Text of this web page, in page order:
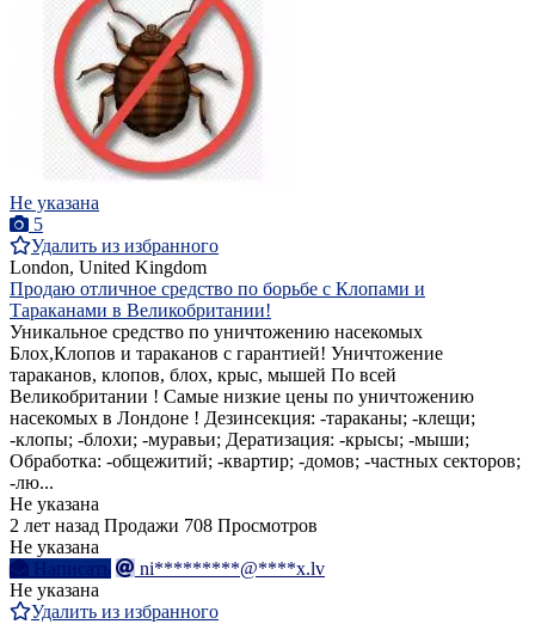
Не указана
5
Удалить из избранного
London, United Kingdom
Продаю отличное средство по борьбе с Клопами и
Тараканами в Великобритании!
Уникальное средство по уничтожению насекомых
Блох,Клопов и тараканов с гарантией! Уничтожение
тараканов, клопов, блох, крыс, мышей По всей
Великобритании ! Самые низкие цены по уничтожению
насекомых в Лондоне ! Дезинсекция: -тараканы; -клещи;
-клопы; -блохи; -муравьи; Дератизация: -крысы; -мыши;
Обработка: -общежитий; -квартир; -домов; -частных секторов;
-лю...
Не указана
2 лет назад Продажи 708 Просмотров
Не указана
Написать
ni*********@****x.lv
Не указана
Удалить из избранного